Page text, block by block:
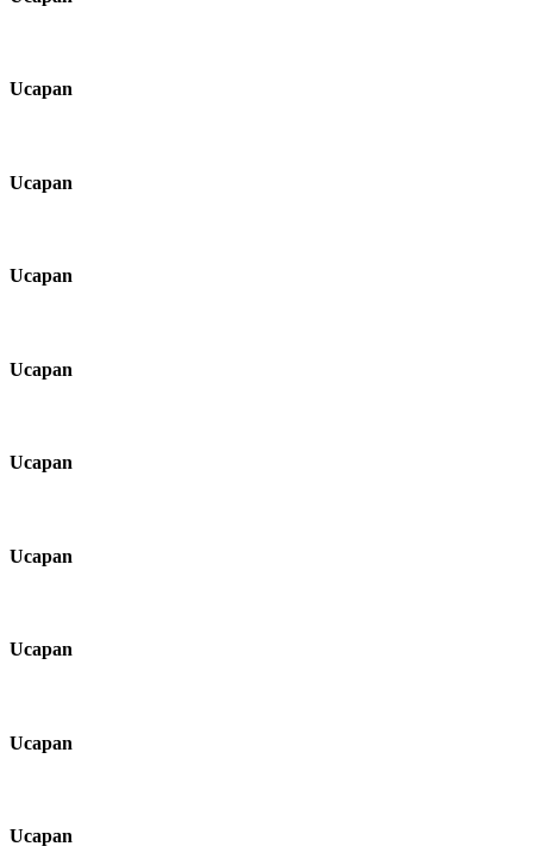
Ucapan
Ucapan
Ucapan
Ucapan
Ucapan
Ucapan
Ucapan
Ucapan
Ucapan